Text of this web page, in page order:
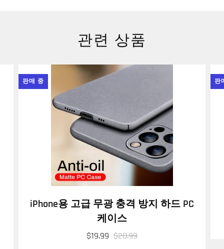
관련 상품
판매 중
iPhone용 고급 무광 충격 방지 하드 PC
케이스
$19.99 $20.99
판